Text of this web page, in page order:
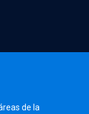
de la